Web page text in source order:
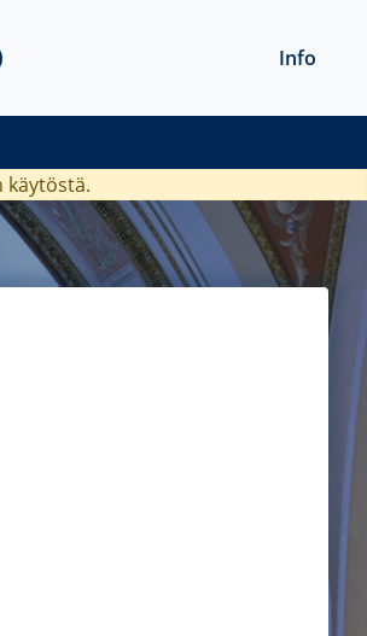
Info
käytöstä.